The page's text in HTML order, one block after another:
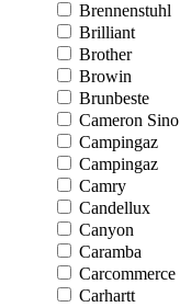
Brennenstuhl
Brilliant
Brother
Browin
Brunbeste
Cameron Sino
Campingaz
Campingaz
Camry
Candellux
Canyon
Caramba
Carcommerce
Carhartt